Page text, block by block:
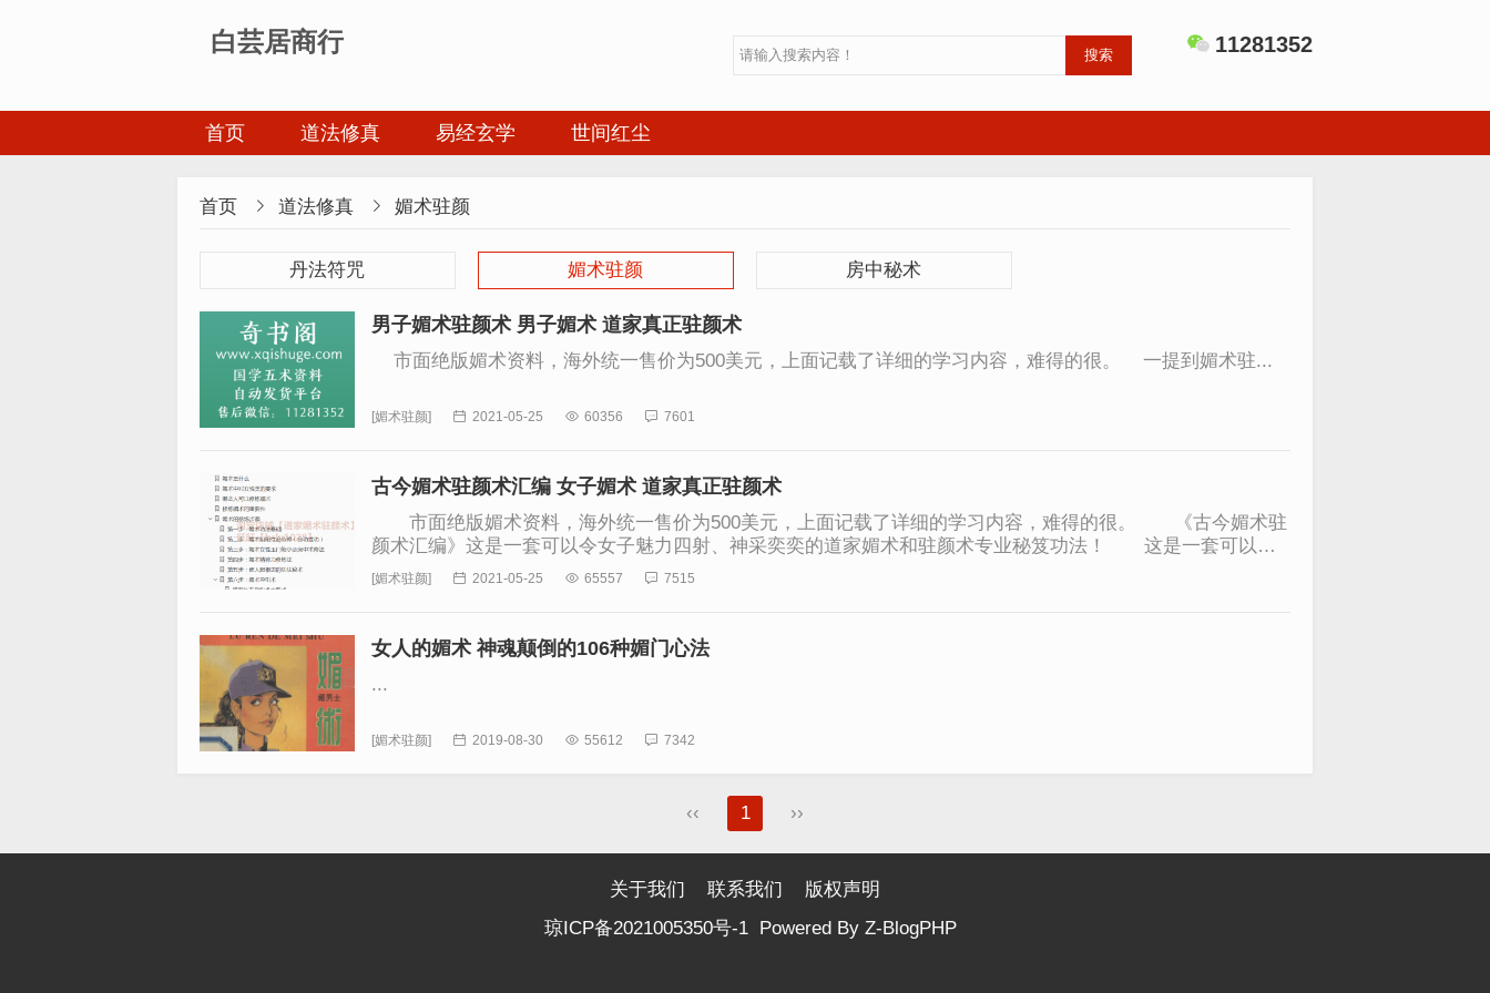
白芸居商行 11281352
搜索
首页 道法修真 易经玄学 世间红尘
首页  道法修真  媚术驻颜
丹法符咒 媚术驻颜 房中秘术
男子媚术驻颜术 男子媚术 道家真正驻颜术
市面绝版媚术资料，海外统一售价为500美元，上面记载了详细的学习内容，难得的很。 一提到媚术驻...
[媚术驻颜]  2021-05-25  60356  7601
古今媚术驻颜术汇编 女子媚术 道家真正驻颜术
市面绝版媚术资料，海外统一售价为500美元，上面记载了详细的学习内容，难得的很。 《古今媚术驻
颜术汇编》这是一套可以令女子魅力四射、神采奕奕的道家媚术和驻颜术专业秘笈功法！ 这是一套可以改
变你...
[媚术驻颜]  2021-05-25  65557  7515
女人的媚术 神魂颠倒的106种媚门心法
...
[媚术驻颜]  2019-08-30  55612  7342
‹‹ 1 ››
关于我们 联系我们
版权声明
琼ICP备2021005350号-1 Powered By Z-BlogPHP